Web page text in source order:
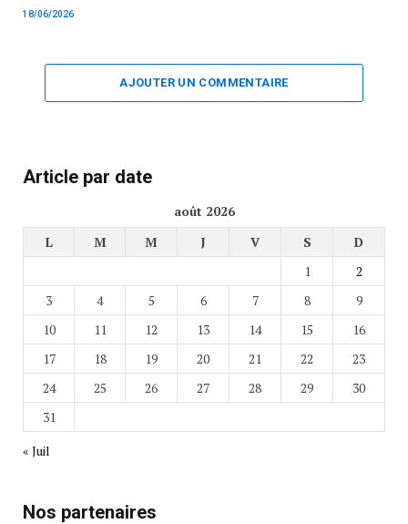
18/06/2026
AJOUTER UN COMMENTAIRE
Article par date
août 2026
L
M M J V S
D
1
2
3
4 5 6 7 8
9
10
11 12 13 14 15
16
17
18 19 20 21 22
23
24
25 26 27 28 29
30
31
« Juil
Nos partenaires